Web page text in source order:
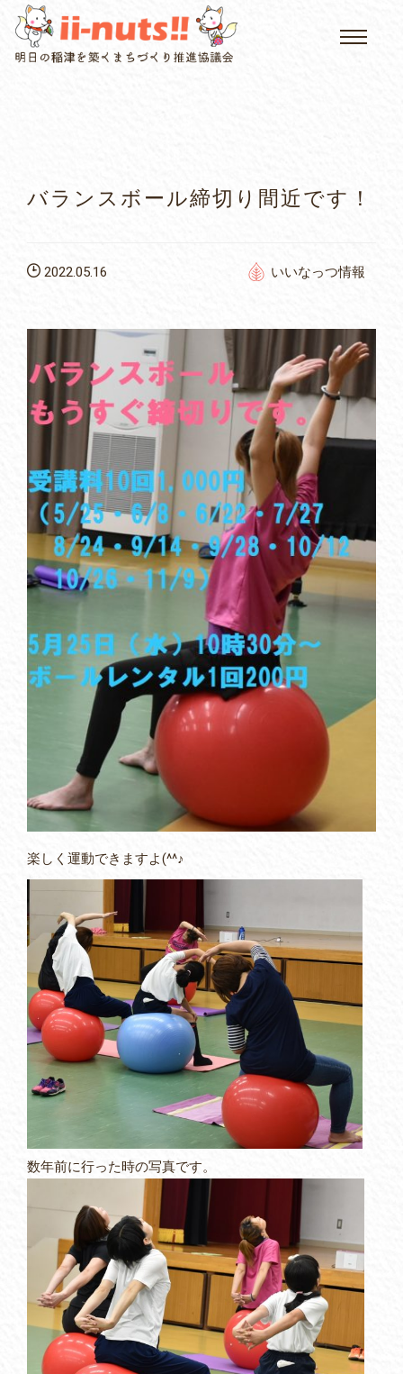
HOME
いなつについて
屏風山ご案内
アクセス
バランスボール締切り間近です！
いいなっつ情報
2022.05.16
楽しく運動できますよ(^^♪
数年前に行った時の写真です。